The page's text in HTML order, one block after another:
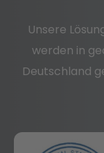
Unsere
werden in
Deutschland